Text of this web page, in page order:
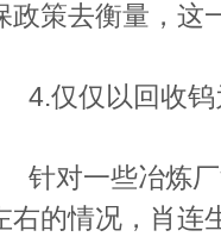
政策去衡量，这
4.仅仅以回收钨
针对一些冶炼厂
右的情况，肖连